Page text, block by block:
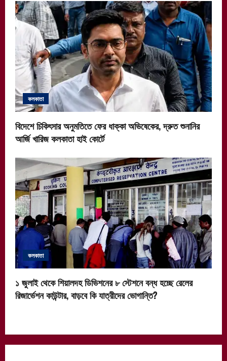
কলকাতা
বিদেশে চিকিৎসার অনুমতিতে ফের ধাক্কা অভিষেকের, দ্রুত শুনানির
আর্জি খারিজ কলকাতা হাই কোর্টে
কলকাতা
১ জুলাই থেকে শিয়ালদহ ডিভিশনের ৮ স্টেশনে বন্ধ হচ্ছে রেলের
রিজার্ভেশন কাউন্টার, বাড়বে কি যাত্রীদের ভোগান্তি?